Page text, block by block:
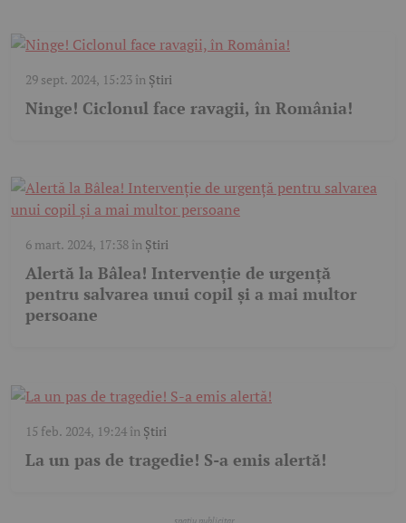
29 sept. 2024, 15:23 în Știri
Ninge! Ciclonul face ravagii, în România!
6 mart. 2024, 17:38 în Știri
Alertă la Bâlea! Intervenție de urgență
pentru salvarea unui copil și a mai multor
persoane
15 feb. 2024, 19:24 în Știri
La un pas de tragedie! S-a emis alertă!